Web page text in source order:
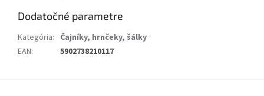
Dodatočné parametre
Kategória: Čajníky, hrnčeky, šálky
EAN: 5902738210117